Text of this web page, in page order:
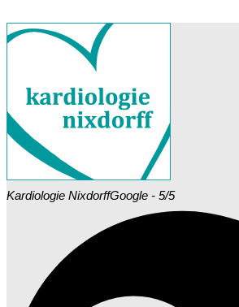
Kardiologie NixdorffGoogle - 5/5